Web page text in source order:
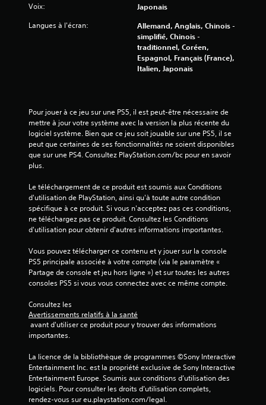
Voix: Japonais
Langues à l'écran:
Allemand, Anglais, Chinois -
simplifié, Chinois -
traditionnel, Coréen,
Espagnol, Français (France),
Italien, Japonais
Pour jouer à ce jeu sur une PS5, il est peut-être nécessaire de
mettre à jour votre système avec la version la plus récente du
logiciel système. Bien que ce jeu soit jouable sur une PS5, il se
peut que certaines de ses fonctionnalités ne soient disponibles
que sur une PS4. Consultez PlayStation.com/bc pour en savoir
plus.
Le téléchargement de ce produit est soumis aux Conditions
d'utilisation de PlayStation, ainsi qu'à toute autre condition
spécifique à ce produit. Si vous n'acceptez pas ces conditions,
ne téléchargez pas ce produit. Consultez les Conditions
d'utilisation pour obtenir d'autres informations importantes.
Vous pouvez télécharger ce contenu et y jouer sur la console
PS5 principale associée à votre compte (via le paramètre «
Partage de console et jeu hors ligne ») et sur toutes les autres
consoles PS5 si vous vous connectez avec ce même compte.
Consultez les
Avertissements relatifs à la santé
importantes.
La licence de la bibliothèque de programmes ©Sony Interactive
Entertainment Inc. est la propriété exclusive de Sony Interactive
Entertainment Europe. Soumis aux conditions d’utilisation des
logiciels. Pour consulter les droits d’utilisation complets,
rendez-vous sur eu.playstation.com/legal.